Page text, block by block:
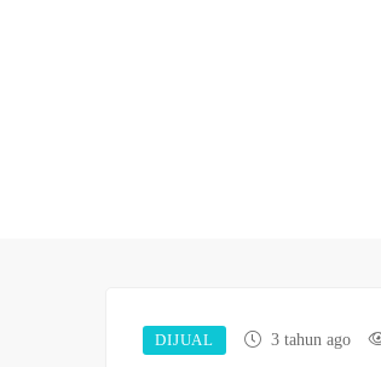
DIJUAL 3 tahun ago